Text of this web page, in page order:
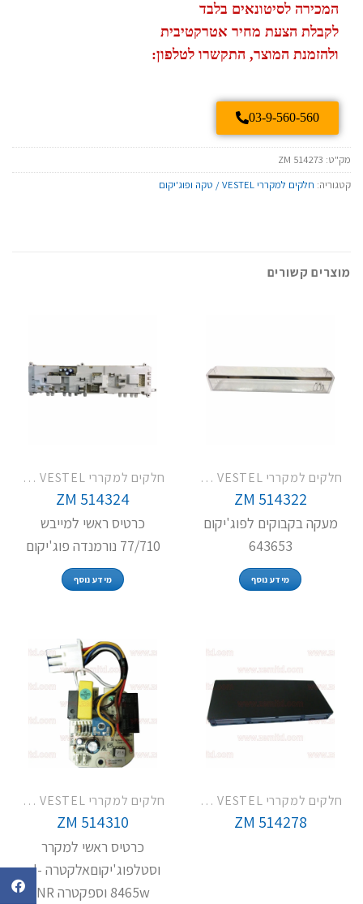
המכירה לסיטונאים בלבד
לקבלת הצעת מחיר אטרקטיבית
ולהזמנת המוצר, התקשרו לטלפון:
03-9-560-560
מק"ט: ZM 514273
קטגוריה: חלקים למקררי VESTEL / טקה ופוג'יקום
מוצרים קשורים
חלקים למקררי VESTEL / טקה ופוג'יקום
ZM 514322
מעקה בקבוקים לפוג'יקום
643653
מידע נוסף
חלקים למקררי VESTEL / טקה ופוג'יקום
ZM 514324
כרטיס ראשי למייבש
77/710 נורמנדה פוג'יקום
מידע נוסף
חלקים למקררי VESTEL / טקה ופוג'יקום
ZM 514278
חלקים למקררי VESTEL / טקה ופוג'יקום
ZM 514310
כרטיס ראשי למקרר
וסטלפוג'יקוםאלקטרה el-
8465w וספקטרה NR